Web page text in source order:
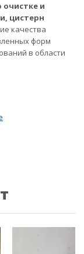
очистке и
цистерн
качества
форм
в области